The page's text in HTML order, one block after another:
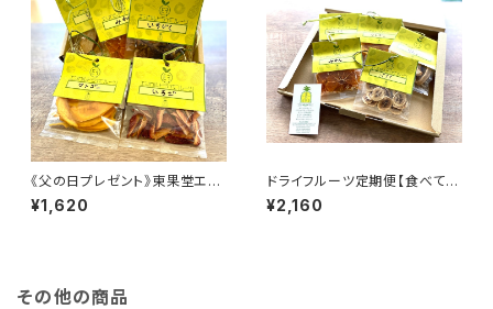
《父の日プレゼント》東果堂エシ
カルドライフルーツ・ギフトボック
ス
¥1,620
ドライフルーツ定期便【食べて健
康になれる #おきかえおやつ 5
個入】送料込！
¥2,160
その他の商品